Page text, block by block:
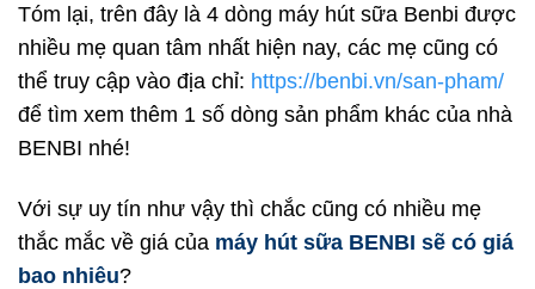
Tóm lại, trên đây là 4 dòng máy hút sữa Benbi được
nhiều mẹ quan tâm nhất hiện nay, các mẹ cũng có
thể truy cập vào địa chỉ: https://benbi.vn/san-pham/
để tìm xem thêm 1 số dòng sản phẩm khác của nhà
BENBI nhé!
Với sự uy tín như vậy thì chắc cũng có nhiều mẹ
thắc mắc về giá của máy hút sữa BENBI sẽ có giá
bao nhiêu?